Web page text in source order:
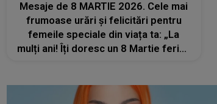
Mesaje de 8 MARTIE 2026. Cele mai
frumoase urări și felicitări pentru
femeile speciale din viața ta: „La
mulți ani! Îți doresc un 8 Martie fericit